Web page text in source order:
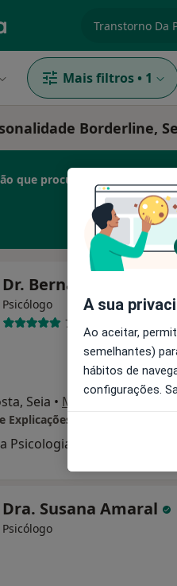
Mais filtros • 1
Borderline,
que procura?
Dr. Bernardo Ferreira
Psicólogo
7 opiniões
Seia • Mapa
Lda
Psicologia
Dra. Susana Amaral
Psicólogo
A sua
Ao aceitar,
semelhantes)
hábitos de
configurações.